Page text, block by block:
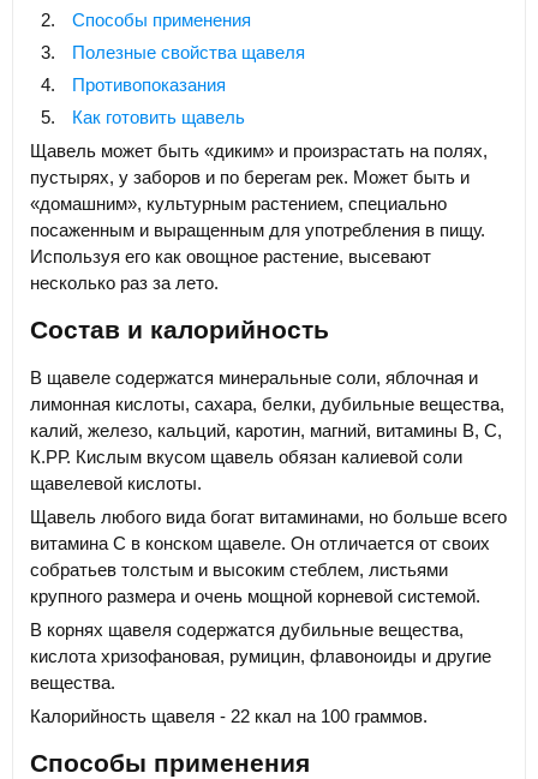
Способы применения
Полезные свойства щавеля
Противопоказания
Как готовить щавель
Щавель может быть «диким» и произрастать на полях,
пустырях, у заборов и по берегам рек. Может быть и
«домашним», культурным растением, специально
посаженным и выращенным для употребления в пищу.
Используя его как овощное растение, высевают
несколько раз за лето.
Состав и калорийность
В щавеле содержатся минеральные соли, яблочная и
лимонная кислоты, сахара, белки, дубильные вещества,
калий, железо, кальций, каротин, магний, витамины В, С,
К.РР. Кислым вкусом щавель обязан калиевой соли
щавелевой кислоты.
Щавель любого вида богат витаминами, но больше всего
витамина С в конском щавеле. Он отличается от своих
собратьев толстым и высоким стеблем, листьями
крупного размера и очень мощной корневой системой.
В корнях щавеля содержатся дубильные вещества,
кислота хризофановая, румицин, флавоноиды и другие
вещества.
Калорийность щавеля - 22 ккал на 100 граммов.
Способы применения